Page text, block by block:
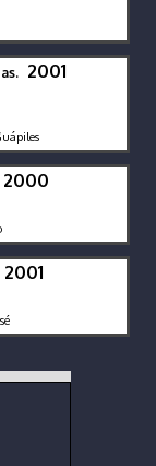
2001
2000
2001